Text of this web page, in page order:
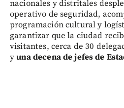
nacionales y distritales
operativo de seguridad,
programación cultural y
garantizar que la ciudad
visitantes, cerca de 30
yuna decena de jefes de